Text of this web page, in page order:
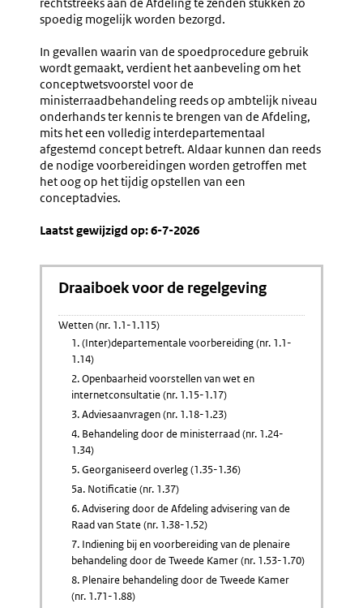
spoedig mogelijk worden bezorgd.
In gevallen waarin van de spoedprocedure gebruik
wordt gemaakt, verdient het aanbeveling om het
conceptwetsvoorstel voor de
ministerraadbehandeling reeds op ambtelijk niveau
onderhands ter kennis te brengen van de Afdeling,
mits het een volledig interdepartementaal
afgestemd concept betreft. Aldaar kunnen dan reeds
de nodige voorbereidingen worden getroffen met
het oog op het tijdig opstellen van een
conceptadvies.
Laatst gewijzigd op: 6-7-2026
Draaiboek voor de regelgeving
Wetten (nr. 1.1-1.115)
1. (Inter)departementale voorbereiding (nr. 1.1-
1.14)
2. Openbaarheid voorstellen van wet en
internetconsultatie (nr. 1.15-1.17)
3. Adviesaanvragen (nr. 1.18-1.23)
4. Behandeling door de ministerraad (nr. 1.24-
1.34)
5. Georganiseerd overleg (1.35-1.36)
5a. Notificatie (nr. 1.37)
6. Advisering door de Afdeling advisering van de
Raad van State (nr. 1.38-1.52)
7. Indiening bij en voorbereiding van de plenaire
behandeling door de Tweede Kamer (nr. 1.53-1.70)
8. Plenaire behandeling door de Tweede Kamer
(nr. 1.71-1.88)